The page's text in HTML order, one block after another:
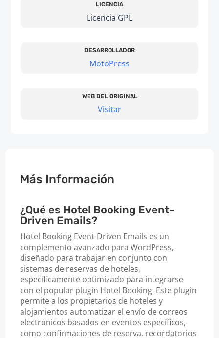
LICENCIA
Licencia GPL
DESARROLLADOR
MotoPress
WEB DEL ORIGINAL
Visitar
Más Información
¿Qué es Hotel Booking Event-
Driven Emails?
Hotel Booking Event-Driven Emails es un
complemento avanzado para WordPress,
diseñado para trabajar en conjunto con
sistemas de reservas de hoteles,
específicamente optimizado para integrarse
con el popular plugin Hotel Booking. Este plugin
permite a los propietarios de hoteles y
alojamientos automatizar el envío de correos
electrónicos basados en eventos específicos,
como confirmaciones de reserva, recordatorios